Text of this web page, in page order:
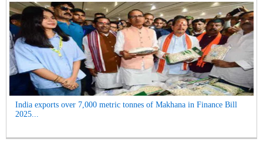
India exports over 7,000 metric tonnes of Makhana in Finance Bill
2025...